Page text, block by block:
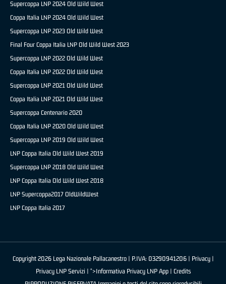
Supercoppa LNP 2024 Old Wild West
Coppa Italia LNP 2024 Old Wild West
Supercoppa LNP 2023 Old Wild West
Final Four Coppa Italia LNP Old Wild West 2023
Supercoppa LNP 2022 Old Wild West
Coppa Italia LNP 2022 Old Wild West
Supercoppa LNP 2021 Old Wild West
Coppa Italia LNP 2021 Old Wild West
Supercoppa Centenario 2020
Coppa Italia LNP 2020 Old Wild West
Supercoppa LNP 2019 Old Wild West
LNP Coppa Italia Old Wild West 2019
Supercoppa LNP 2018 Old Wild West
LNP Coppa Italia Old Wild West 2018
LNP Supercoppa2017 OldWildWest
LNP Coppa Italia 2017
Copyright 2026 Lega Nazionale Pallacanestro | P.IVA: 03290941206 | Privacy|
Privacy LNP Servizi | ">Informativa Privacy LNP App | Credits